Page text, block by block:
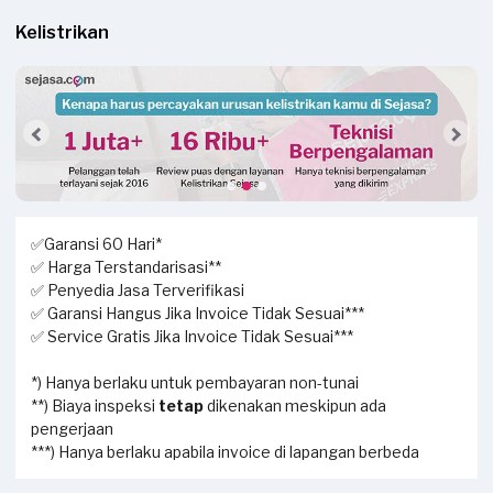
Kelistrikan
✅Garansi 60 Hari*
✅ Harga Terstandarisasi**
✅ Penyedia Jasa Terverifikasi
✅ Garansi Hangus Jika Invoice Tidak Sesuai***
✅ Service Gratis Jika Invoice Tidak Sesuai***
*) Hanya berlaku untuk pembayaran non-tunai
**) Biaya inspeksi tetapdikenakan meskipun ada
pengerjaan
***) Hanya berlaku apabila invoice di lapangan berbeda